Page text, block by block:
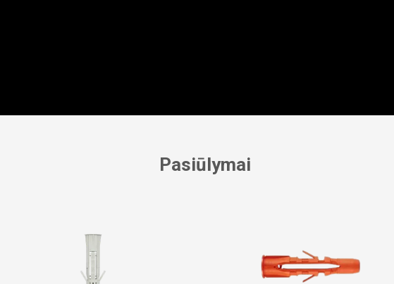
Pasiūlymai